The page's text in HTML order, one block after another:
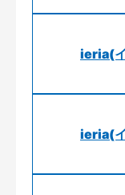
ieria(
ieria(